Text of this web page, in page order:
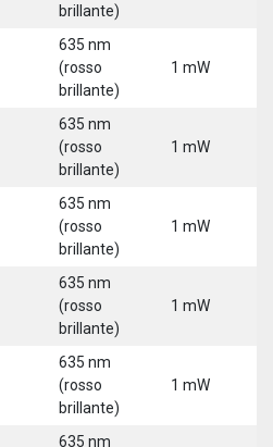
brillante)
635 nm
(rosso
brillante)
1 mW
635 nm
(rosso
brillante)
1 mW
635 nm
(rosso
brillante)
1 mW
635 nm
(rosso
brillante)
1 mW
635 nm
(rosso
brillante)
1 mW
635 nm